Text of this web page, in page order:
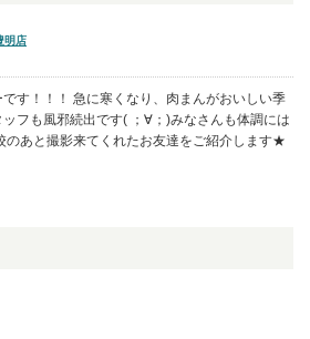
明店
す！！！ 急に寒くなり、肉まんがおいしい季
フも風邪続出です( ；∀；)みなさんも体調には
のあと撮影来てくれたお友達をご紹介します★